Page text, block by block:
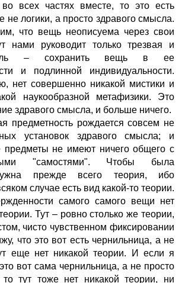
во всех частях вместе, то это есть
не логики, а просто здравого смысла.
что вещь неописуема через свои
нами руководит только трезвая и
– сохранить вещь в ее
и подлинной индивидуальности.
нет совершенно никакой мистики и
наукообразной метафизики. Это
здравого смысла, и больше ничего.
предметность рождается совсем не
установок здравого смысла; и
предметы не имеют ничего общего с
"самостями". Чтобы была
прежде всего теория, ибо
случае есть вид какой-то теории.
сaмого самогo вещи нет
Тут – ровно столько же теории,
чисто чувственном фиксировании
что это вот есть чернильница, а не
еще нет никакой теории. И если я
вот сама чернильница, а не просто
тут тоже нет никакой теории, ни